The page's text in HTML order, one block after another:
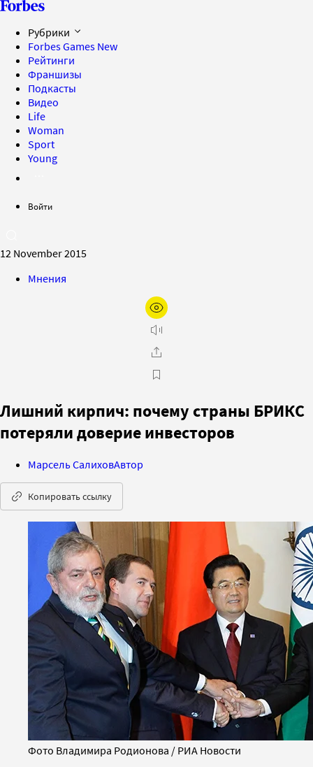
Рубрики
Forbes Games New
Рейтинги
Франшизы
Подкасты
Видео
Life
Woman
Sport
Young
Войти
12 November 2015
Мнения
Лишний кирпич: почему страны БРИКС
потеряли доверие инвесторов
Марсель СалиховАвтор
Копировать ссылку
Фото Владимира Родионова / РИА Новости